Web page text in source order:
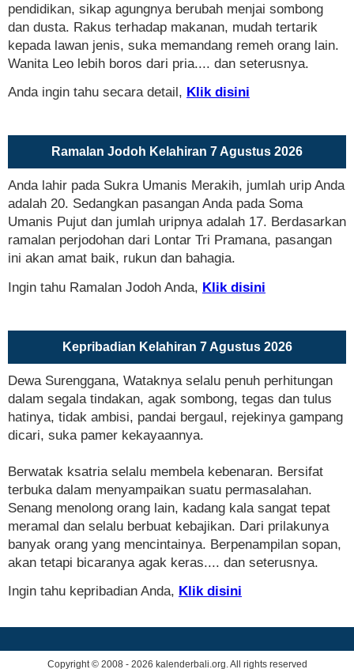
pendidikan, sikap agungnya berubah menjai sombong
dan dusta. Rakus terhadap makanan, mudah tertarik
kepada lawan jenis, suka memandang remeh orang lain.
Wanita Leo lebih boros dari pria.... dan seterusnya.
Anda ingin tahu secara detail, Klik disini
Ramalan Jodoh Kelahiran 7 Agustus 2026
Anda lahir pada Sukra Umanis Merakih, jumlah urip Anda
adalah 20. Sedangkan pasangan Anda pada Soma
Umanis Pujut dan jumlah uripnya adalah 17. Berdasarkan
ramalan perjodohan dari Lontar Tri Pramana, pasangan
ini akan amat baik, rukun dan bahagia.
Ingin tahu Ramalan Jodoh Anda, Klik disini
Kepribadian Kelahiran 7 Agustus 2026
Dewa Surenggana, Wataknya selalu penuh perhitungan
dalam segala tindakan, agak sombong, tegas dan tulus
hatinya, tidak ambisi, pandai bergaul, rejekinya gampang
dicari, suka pamer kekayaannya.
Berwatak ksatria selalu membela kebenaran. Bersifat
terbuka dalam menyampaikan suatu permasalahan.
Senang menolong orang lain, kadang kala sangat tepat
meramal dan selalu berbuat kebajikan. Dari prilakunya
banyak orang yang mencintainya. Berpenampilan sopan,
akan tetapi bicaranya agak keras.... dan seterusnya.
Ingin tahu kepribadian Anda, Klik disini
Copyright © 2008 - 2026 kalenderbali.org. All rights reserved